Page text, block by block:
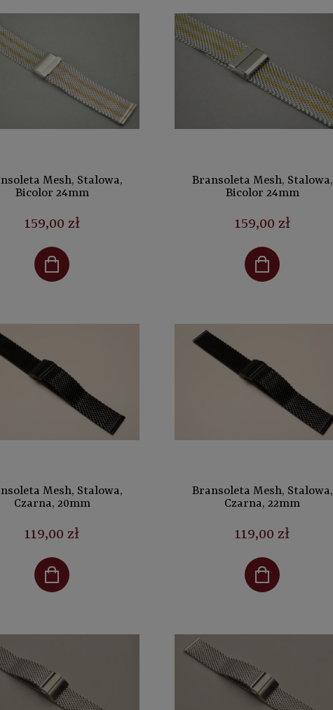
Mesh, Stalowa,
Bicolor 24mm
159,00 zł
Bransoleta Mesh, Stalowa,
Bicolor 24mm
159,00 zł
Mesh, Stalowa,
Czarna, 20mm
119,00 zł
Bransoleta Mesh, Stalowa,
Czarna, 22mm
119,00 zł